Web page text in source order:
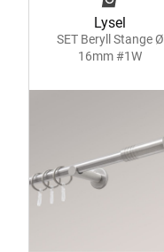
Lysel
SET Beryll Stange Ø
16mm #1W